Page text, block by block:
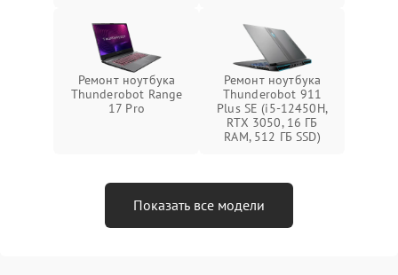
Ремонт ноутбука
Thunderobot Range
17 Pro
Ремонт ноутбука
Thunderobot 911
Plus SE (i5-12450H,
RTX 3050, 16 ГБ
RAM, 512 ГБ SSD)
Показать все модели